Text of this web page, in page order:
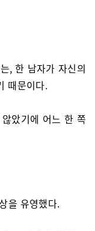
, 한 남자가 자신의
때문이다.
았기에 어느 한 쪽
을 유영했다.